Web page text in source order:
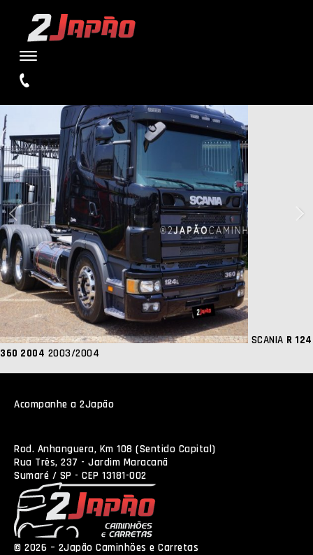
WARNING: UNDEFINED VARIABLE $TIPO IN
/HOME/STORAGE/4/1D/E5/W2JAPAOCAMINHOES1/PUBLIC_HTML/
ON LINE
SCANIA R 124
360 2004 2003/2004
Acompanhe a 2Japão
Rod. Anhanguera, Km 108 (Sentido Capital)
Rua Três, 237 - Jardim Maracanã
Sumaré / SP - CEP 13181-002
© 2026 – 2Japão Caminhões e Carretas